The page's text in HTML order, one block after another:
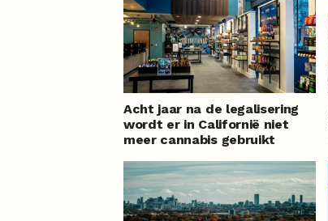
Acht jaar na de legalisering
wordt er in Californië niet
meer cannabis gebruikt